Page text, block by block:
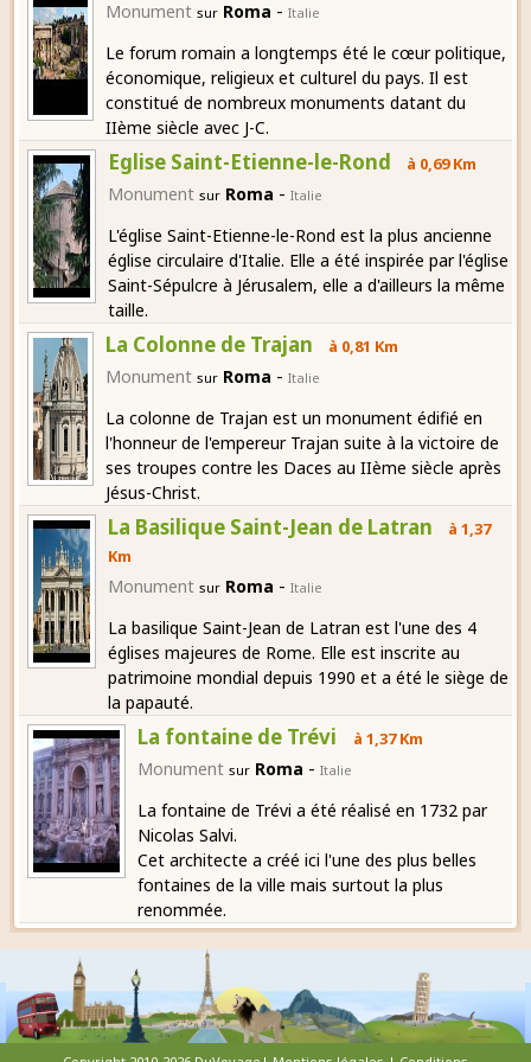
Monument sur Roma - Italie
Le forum romain a longtemps été le cœur politique,
économique, religieux et culturel du pays. Il est
constitué de nombreux monuments datant du
IIème siècle avec J-C.
Eglise Saint-Etienne-le-Rond à 0,69 Km
Monument sur Roma - Italie
L'église Saint-Etienne-le-Rond est la plus ancienne
église circulaire d'Italie. Elle a été inspirée par l'église
Saint-Sépulcre à Jérusalem, elle a d'ailleurs la même
taille.
La Colonne de Trajan à 0,81 Km
Monument sur Roma -Italie
La colonne de Trajan est un monument édifié en
l'honneur de l'empereur Trajan suite à la victoire de
ses troupes contre les Daces au IIème siècle après
Jésus-Christ.
La Basilique Saint-Jean de Latran
à 1,37
Km
Monument sur Roma -Italie
La basilique Saint-Jean de Latran est l'une des 4
églises majeures de Rome. Elle est inscrite au
patrimoine mondial depuis 1990 et a été le siège de
la papauté.
La fontaine de Trévi à 1,37 Km
Monument sur Roma -Italie
La fontaine de Trévi a été réalisé en 1732 par
Nicolas Salvi.
Cet architecte a créé ici l'une des plus belles
fontaines de la ville mais surtout la plus
renommée.